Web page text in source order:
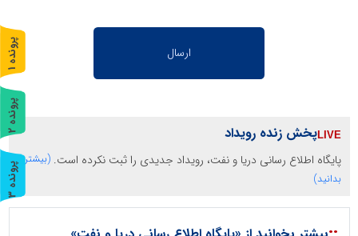
پخش زنده رویداد
پایگاه اطلاع رسانی دریا و نفت، رویداد جدیدی را ثبت نکرده است. (بیشتر
بدانید)
پ
ر
و
ن
د
ه
1
پ
ر
و
ن
د
ه
2
پ
ر
و
ن
د
ه
3